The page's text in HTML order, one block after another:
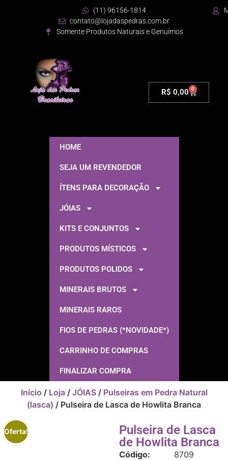
(11) 96156-1814
contato@lojadaspedras.com.br
Somente Produtos Naturais e Genuímos
R$ 0,00 0
HOME
SEJA UM REVENDEDOR
ÍTENS PARA DECORAÇÃO
JÓIAS
KITS E CONJUNTOS
PRODUTOS MÍSTICOS
PRODUTOS POLIDOS
MINERAIS BRUTOS
MINERAIS RAROS
FIOS DE PEDRAS (*NOVIDADE*)
CARRINHO DE COMPRAS
FINALIZAR COMPRA
Início / Loja/ JÓIAS/ Pulseiras em Pedra Natural
(lasca) / Pulseira de Lasca de Howlita Branca
Oferta!
Pulseira de Lasca
de Howlita Branca
Código:
8709